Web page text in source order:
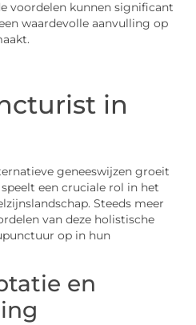
voordelen kunnen significant
waardevolle aanvulling op
in
geneeswijzen groeit
een cruciale rol in het
Steeds meer
van deze holistische
op in hun
en